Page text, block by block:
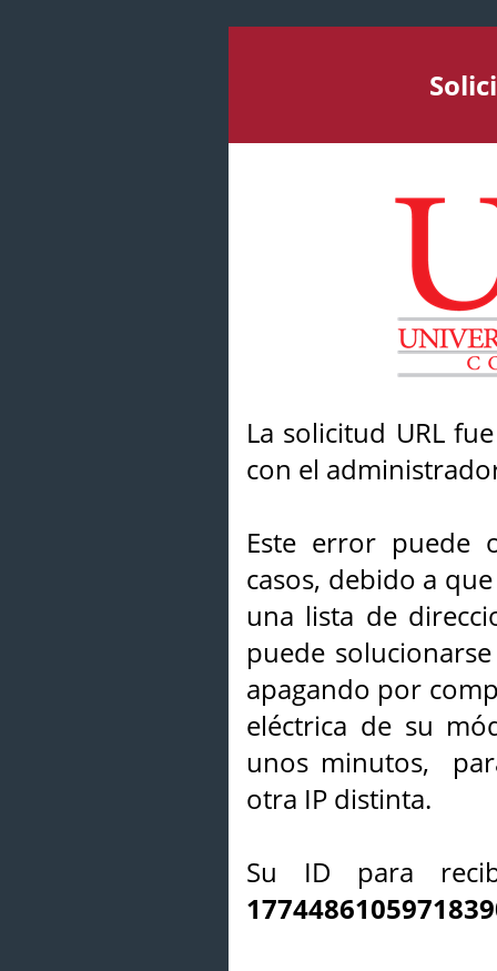
La solicitud URL
con el
Este error puede
casos, debido a
una lista de
puede
apagando por
eléctrica de su
unos minutos,
otra IP distinta.
Su ID para